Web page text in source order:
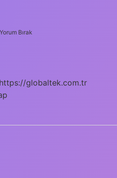
Yorum Bırak
https://globaltek.com.tr